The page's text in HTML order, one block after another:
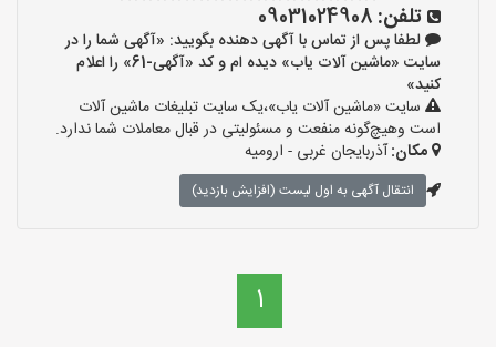
تلفن: 09031024908
لطفا پس از تماس با آگهی دهنده بگویید: «آگهی شما را در
سایت «ماشین آلات یاب» دیده ام و کد «آگهی-61» را اعلام
کنید»
سایت «ماشین آلات یاب»،یک سایت تبلیغات ماشین آلات
است وهیچ‌گونه منفعت و مسئولیتی در قبال معاملات شما ندارد.
مکان:آذربایجان غربی - ارومیه
انتقال آگهی به اول لیست (افزایش بازدید)
1